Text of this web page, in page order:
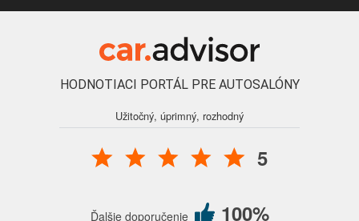
HODNOTIACI PORTÁL PRE AUTOSALÓNY
Užitočný, úprimný, rozhodný
5
Ďalšie doporučenie 100%